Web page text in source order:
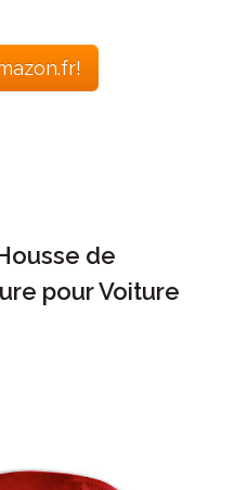
de
pour Voiture